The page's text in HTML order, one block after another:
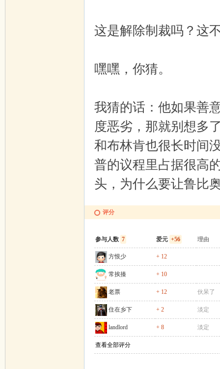
这是解除制裁吗？这
嘿嘿，你猜。
我猜的话：他如果善
度恶劣，那就别想多
和布林肯也很长时间
普的议程里占据很高
头，为什么要让鲁比
评分
参与人数 7 爱元 +56 理由
方恨少 + 12
常挨揍 + 10
老票 + 12 伙呆了
住在乡下 + 2 淡定
landlord + 8 淡定
查看全部评分